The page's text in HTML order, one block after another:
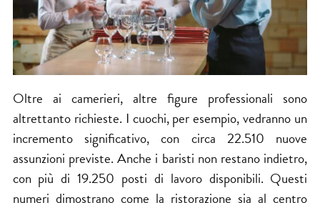
Oltre ai camerieri, altre figure professionali sono
altrettanto richieste. I cuochi, per esempio, vedranno un
incremento significativo, con circa 22.510 nuove
assunzioni previste. Anche i baristi non restano indietro,
con più di 19.250 posti di lavoro disponibili. Questi
numeri dimostrano come la ristorazione sia al centro